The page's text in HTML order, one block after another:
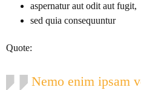
aspernatur aut odit aut fugit,
sed quia consequuntur
Quote:
Nemo enim ipsam